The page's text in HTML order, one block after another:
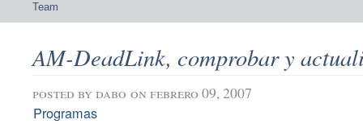
Team
AM-DeadLink, comprobar y
posted by dabo on febrero 09, 2007
Programas